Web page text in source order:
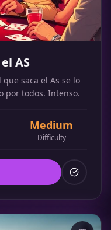
AS
saca el As se lo
por todos. Intenso.
Medium
Difficulty